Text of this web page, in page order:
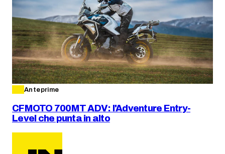
Anteprime
CFMOTO 700MT ADV: l'Adventure Entry-
Level che punta in alto